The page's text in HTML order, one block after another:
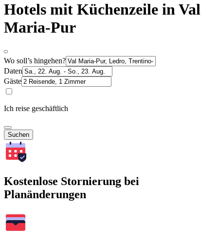
Hotels mit Küchenzeile in Val
Maria-Pur
Wo soll’s hingehen?
Daten
Gäste
Ich reise geschäftlich
Suchen
Kostenlose Stornierung bei
Planänderungen